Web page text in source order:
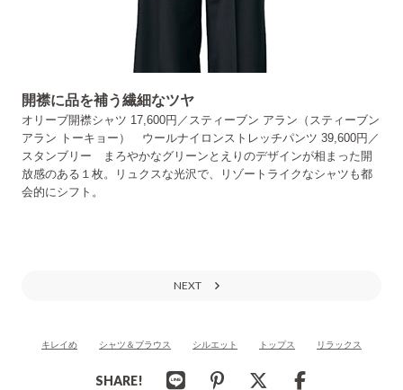
開襟に品を補う繊細なツヤ
オリーブ開襟シャツ 17,600円／スティーブン アラン（スティーブン
アラン トーキョー） ウールナイロンストレッチパンツ 39,600円／
スタンブリー まろやかなグリーンとえりのデザインが相まった開
放感のある１枚。リュクスな光沢で、リゾートライクなシャツも都
会的にシフト。
NEXT
キレイめ シャツ＆ブラウス シルエット トップス リラックス
SHARE!